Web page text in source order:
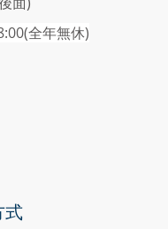
全年無休)
式